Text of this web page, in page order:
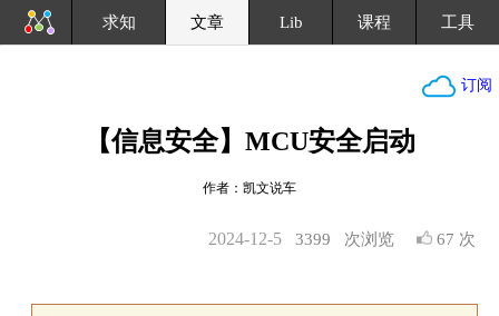
求知 文章 Lib 课程 工具
订阅
【信息安全】MCU安全启动
作者：凯文说车
3399 次浏览 67 次
2024-12-5